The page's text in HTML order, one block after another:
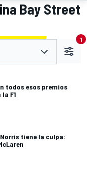
Bay Street
1
todos esos premios
F1
tiene la culpa: